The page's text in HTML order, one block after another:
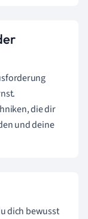
die dir
und deine
dich bewusst